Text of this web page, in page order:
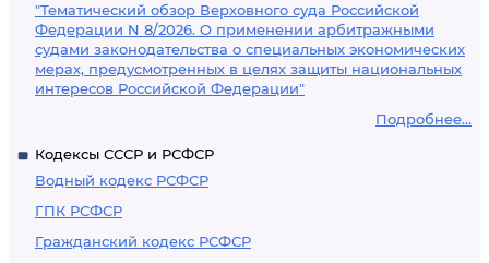
"Тематический обзор Верховного суда Российской
Федерации N 8/2026. О применении арбитражными
судами законодательства о специальных экономических
мерах, предусмотренных в целях защиты национальных
интересов Российской Федерации"
Подробнее...
Кодексы СССР и РСФСР
Водный кодекс РСФСР
ГПК РСФСР
Гражданский кодекс РСФСР